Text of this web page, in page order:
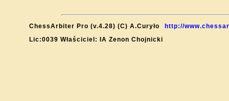
ChessArbiter Pro (v.4.28) (C) A.Curyło
http://
Lic:0039 Właściciel: IA Zenon Chojnicki